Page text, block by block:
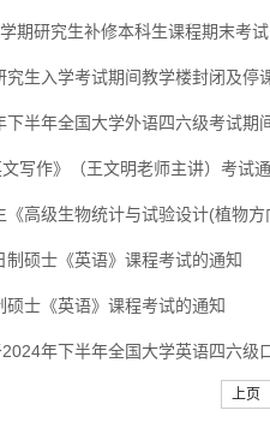
期研究生补修本科生课程期末考
究生入学考试期间教学楼封闭及停
半年全国大学外语四六级考试期
写作》（王文明老师主讲）考试
《高级生物统计与试验设计(植物
制硕士《英语》课程考试的通知
硕士《英语》课程考试的通知
年下半年全国大学英语四六级
上页